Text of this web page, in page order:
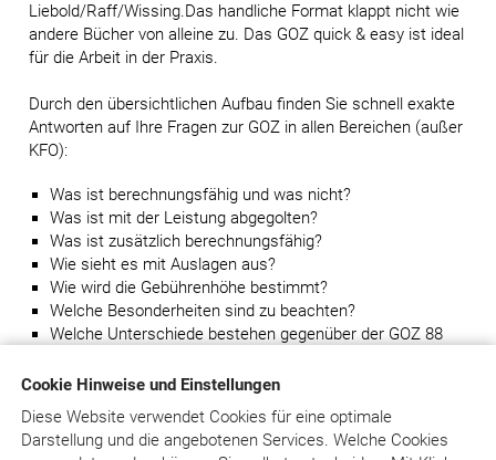
Cookie Hinweise und Einstellungen
Diese Website verwendet Cookies für eine optimale
Darstellung und die angebotenen Services. Welche Cookies
Liebold/Raff/Wissing.Das handliche Format klappt nicht wie
andere Bücher von alleine zu. Das GOZ quick & easy ist ideal
für die Arbeit in der Praxis.
Durch den übersichtlichen Aufbau finden Sie schnell exakte
Antworten auf Ihre Fragen zur GOZ in allen Bereichen (außer
KFO):
Was ist berechnungsfähig und was nicht?
Was ist mit der Leistung abgegolten?
Was ist zusätzlich berechnungsfähig?
Wie sieht es mit Auslagen aus?
Wie wird die Gebührenhöhe bestimmt?
Welche Besonderheiten sind zu beachten?
Welche Unterschiede bestehen gegenüber der GOZ 88
GOZ quick & easy gibt IhnenSicherheit für die richtige und
den zahnärztlichen Organisationen und der täglichen Praxis
stehen für höchste Qualität. Kassen, Kammern, KZVen und